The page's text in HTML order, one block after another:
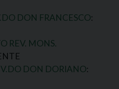
DON FRANCESCO:
REV. MONS.
DON DORIANO: